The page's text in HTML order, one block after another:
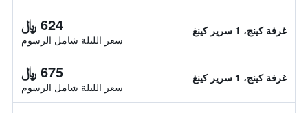
غرفة كينج، 1 سرير كينغ 624 ﷼
سعر الليلة شامل الرسوم
غرفة كينج، 1 سرير كينغ 675 ﷼
سعر الليلة شامل الرسوم